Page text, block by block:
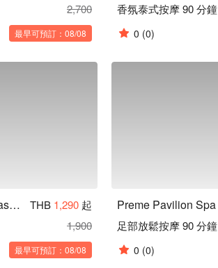
2,700
最早可預訂：08/08
香氛泰式按摩 90 分鐘
0 (0)
Preme Pavilion Spa & Massage (Iconsiam) THB 1,290 起
1,900
最早可預訂：08/08
足部放鬆按摩 90 分鐘
0 (0)